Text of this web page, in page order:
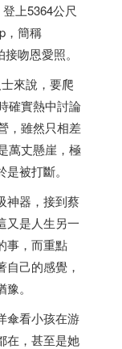
上5364公尺
，簡稱
吻恩愛照。
來說，要爬
確實熱中討論
，雖然只相差
萬丈懸崖，極
被打斷。
神器，接到蔡
又是人生另一
事，而重點
己的感覺，
。
傘看小孩在游
在，甚至是她